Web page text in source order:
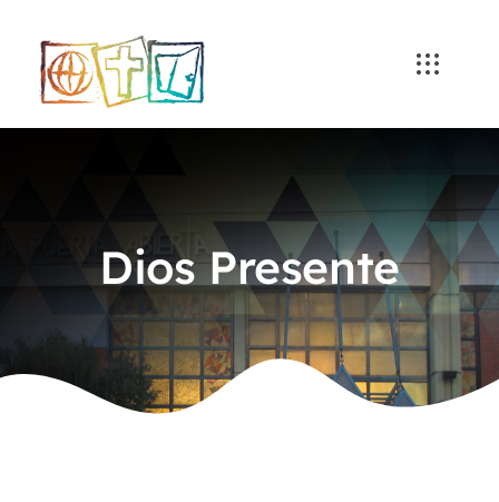
content
Dios Presente